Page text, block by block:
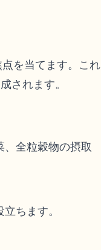
を当てます。これ
されます。
全粒穀物の摂取
ちます。